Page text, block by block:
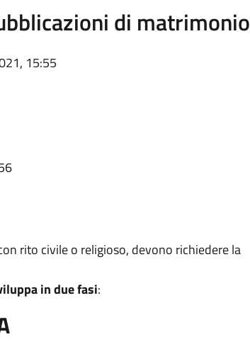
di matrimonio
15:55
rito civile o religioso, devono richiedere la
in due fasi: